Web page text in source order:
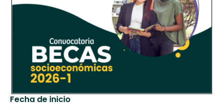
Fecha de inicio